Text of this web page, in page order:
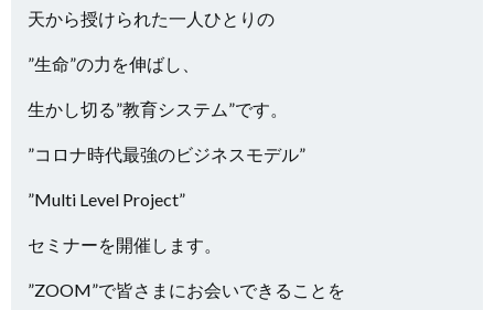
天から授けられた一人ひとりの
”生命”の力を伸ばし、
生かし切る”教育システム”です。
”コロナ時代最強のビジネスモデル”
”Multi Level Project”
セミナーを開催します。
”ZOOM”で皆さまにお会いできることを